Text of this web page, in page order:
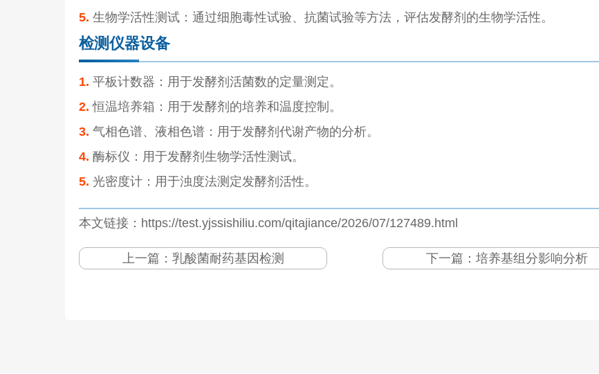
5. 生物学活性测试：通过细胞毒性试验、抗菌试验等方法，评估发酵剂的生物学活性。
检测仪器设备
1. 平板计数器：用于发酵剂活菌数的定量测定。
2. 恒温培养箱：用于发酵剂的培养和温度控制。
3. 气相色谱、液相色谱：用于发酵剂代谢产物的分析。
4. 酶标仪：用于发酵剂生物学活性测试。
5. 光密度计：用于浊度法测定发酵剂活性。
本文链接：https://test.yjssishiliu.com/qitajiance/2026/07/127489.html
上一篇： 乳酸菌耐药基因检测 下一篇： 培养基组分影响分析